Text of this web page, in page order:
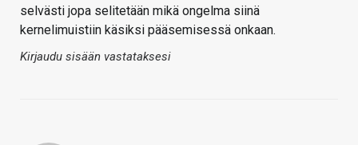
selvästi jopa selitetään mikä ongelma siinä
kernelimuistiin käsiksi pääsemisessä onkaan.
Kirjaudu sisään vastataksesi